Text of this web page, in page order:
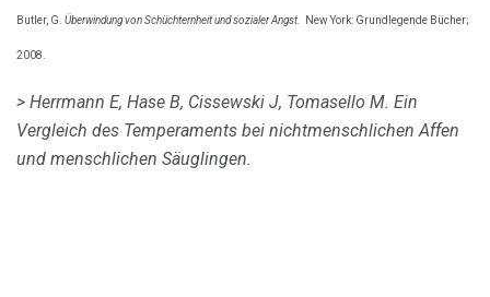
Butler, G. Überwindung von Schüchternheit und sozialer Angst. New York: Grundlegende Bücher;
2008.
> Herrmann E, Hase B, Cissewski J, Tomasello M. Ein
Vergleich des Temperaments bei nichtmenschlichen Affen
und menschlichen Säuglingen.